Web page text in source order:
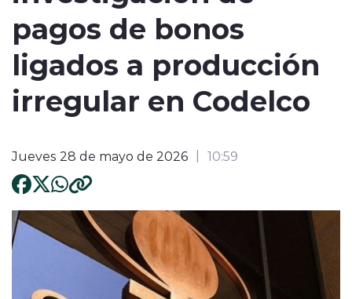
modo claro
pagos de bonos
ligados a producción
irregular en Codelco
Jueves 28 de mayo de 2026 10:59